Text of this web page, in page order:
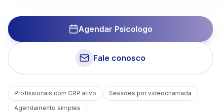
Agendar Psicologo
Fale conosco
Profissionais com CRP ativo
Sessões por videochamada
Agendamento simples